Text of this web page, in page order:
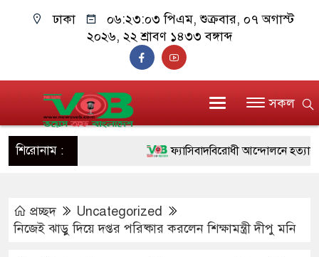
ঢাকা ০৬:২৩:০৫ পিএম, শুক্রবার, ০৭ অগাস্ট
২০২৬, ২২ শ্রাবণ ১৪৩৩ বঙ্গাব্দ
সকল
শিরোনাম : ফ্যাসিবাদবিরোধী আন্দোলনে হত্যাকাণ্ডের
মাননীয় প্রধানমন্ত্রী, মন্ত্রীবর্গ ও সরকারের
সিল-স্বাক্ষর জালিয়াতি চক্রের পাঁচ সদস্য
প্রচ্ছদ
Uncategorized
নিজেই ঝাড়ু দিয়ে দপ্তর পরিষ্কার করলেন শিক্ষামন্ত্রী দীপু মনি